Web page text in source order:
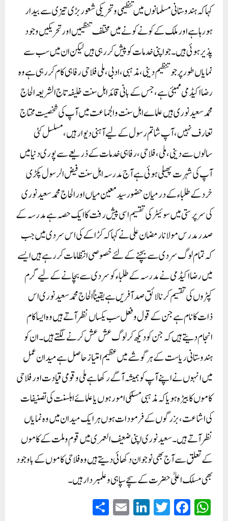
کہا کہ ہندوستانی مسلمانوں میں تنظیمی و تحریکی شعور بڑی تیزی سے بیدار
ہورہا ہے اور ملک کے کونے کونے میں مختلف تنظیمیں اور تحریکیں وجود
پذیر ہوئی ہیں۔جو اپنی خدمات کو پیش کررہی ہیں لیکن ان میں سب سے
نمایاں طور پر جو تنظیم دینی، مذہبی، ادبی،ملی فلاحی رفاہی کام کر رہی ہے وہ
رضا اکیڈمی ممبئی ہے، جس کے بانی قائد اہل سنت خلیفہ تاج الشریعہ الحاج
محمد سعید نوری ہیں علماے اہل سنت والجماعت میں آپ کی شخصیت محتاج
تعارف نہیں، آپ شاتم رسول کے لیے آہنی دیوار ہیں، مسلسل کئی
سالوں سے دینی، ملی، فلاحی، رفاہی خدمات کے ذریعے سے پوری دنیا میں
آپ کی شہرت پھیلی ہوئی ہے آج مدرسہ اہل سنت فیض الرسول پکڑی
خرد کے طلباء کے درمیان حضور سید معین میاں اور الحاج محمد سعید نوری
کی سرپرستی میں سوئیٹر کی تقسیم اسی پیش رفت کا ایک حصہ ہے مدرسہ کے
صدر مدرس مولانا رمضان علی نے کہا کہ کڑاکے کی اس سردی میں جب
کہ تمام لوگ سردی سے بچنے کے لئے خصوصی انتظامات کررہے ہیں ایسے
میں رضا اکیڈمی نے مدرسہ کے طلباء کو سردی سے بچانے کے لیے گرم
کپڑوں کی تقسیم کرنا لائق صد آفریں ہے یقیناً الحاج محمد سعید نوری اس
ذات کا نام ہے جن کے قول و فعل سب یکساں نظر آتے ہیں وہ ایسا کام
انجام دیتے ہیں کہ جن کو دیکھ کر لوگ عش عش کرنے لگتے ہیں۔ان کو
ہندوستانی ریاست کے ہر گوشے میں عظیم امتیاز حاصل ہے میدان عمل
میں انہوں نے اپنے آپ کو ہمیشہ آگے رکھا ہے ملی و قومی قیادت اور فلاحی
کاموں کا بیڑہ ہو یاکہ مذہبی مسلکی امور ہوں یا علمائے اہلسنت کی تصنیفات
کی اشاعت، بزرگوں کے فرمودات ہوں ہر ایک میدان میں وہ نمایاں
نظر آتے ہیں۔سعید نوری اپنی ضعیف العمری میں قوم وملت کے کاموں
کے تعلق سے آج بھی نوجوان دکھائی دیتے ہیں وہ فلاحی کاموں کے باوجود
بھی مسلک اعلیٰ حضرت کے سچے سپاہی و علمبردار ہیں۔
W
Fa
T
Li
E